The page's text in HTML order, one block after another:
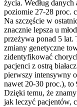
życia. Według
poziomie 27-28 proc.
Na szczęście w
znacznie lepsza u
przeżywa ponad 5 lat.
zmiany genetyczne
zidentyfikować
pacjenci z ostrą
pierwszy intensywny
nawet 20-30 proc.), to
Dzięki temu, że
jak leczyć pacjentów,